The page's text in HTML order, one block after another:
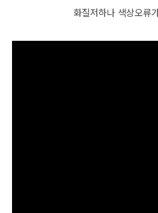
화질저하나 색상오류